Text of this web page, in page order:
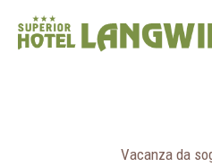
Vacanza da